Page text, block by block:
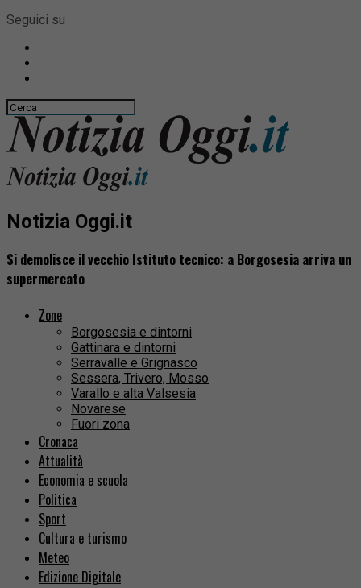
Seguici su
Notizia Oggi.it
Si demolisce il vecchio Istituto tecnico: a Borgosesia arriva un
supermercato
Zone
Borgosesia e dintorni
Gattinara e dintorni
Serravalle e Grignasco
Sessera, Trivero, Mosso
Varallo e alta Valsesia
Novarese
Fuori zona
Cronaca
Attualità
Economia e scuola
Politica
Sport
Cultura e turismo
Meteo
Edizione Digitale